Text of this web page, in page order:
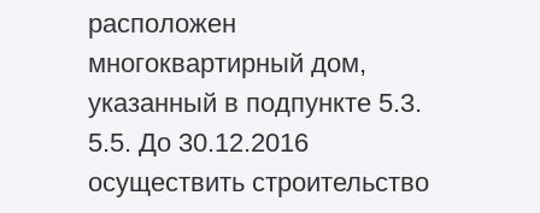
расположен
многоквартирный дом,
указанный в подпункте 5.3.
5.5. До 30.12.2016
осуществить строительство